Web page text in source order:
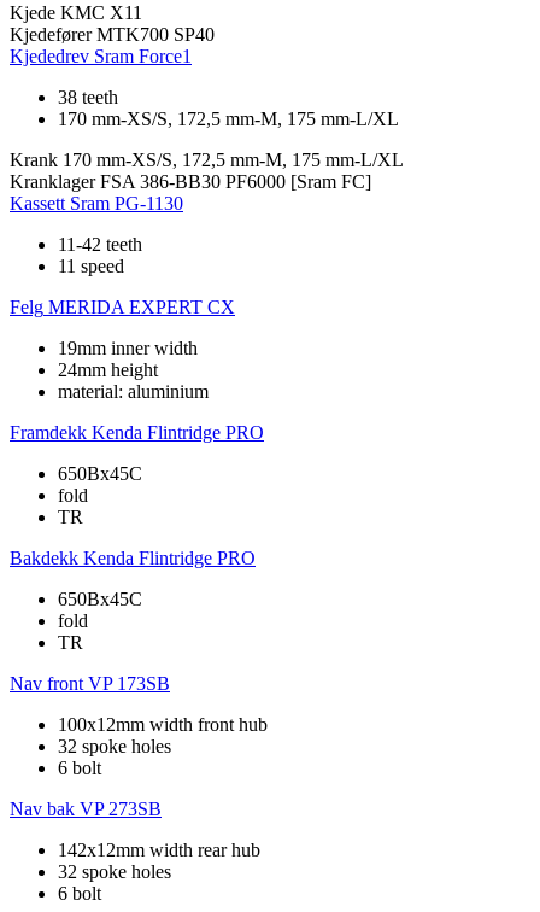
Kjede KMC X11
Kjedefører MTK700 SP40
Kjededrev Sram Force1
38 teeth
170 mm-XS/S, 172,5 mm-M, 175 mm-L/XL
Krank 170 mm-XS/S, 172,5 mm-M, 175 mm-L/XL
Kranklager FSA 386-BB30 PF6000 [Sram FC]
Kassett Sram PG-1130
11-42 teeth
11 speed
Felg MERIDA EXPERT CX
19mm inner width
24mm height
material: aluminium
Framdekk Kenda Flintridge PRO
650Bx45C
fold
TR
Bakdekk Kenda Flintridge PRO
650Bx45C
fold
TR
Nav front VP 173SB
100x12mm width front hub
32 spoke holes
6 bolt
Nav bak VP 273SB
142x12mm width rear hub
32 spoke holes
6 bolt